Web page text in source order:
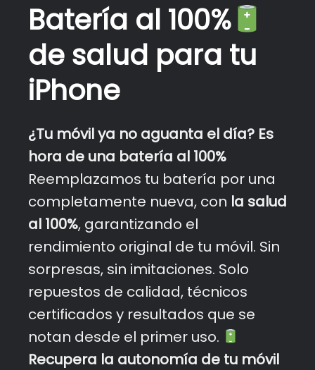
Batería al 100%
de salud para tu
iPhone
¿Tu móvil ya no aguanta el día? Es
hora de una batería al 100%
Reemplazamos tu batería por una
completamente nueva, con la salud
al 100%, garantizando el
rendimiento original de tu móvil. Sin
sorpresas, sin imitaciones. Solo
repuestos de calidad, técnicos
certificados y resultados que se
notan desde el primer uso.
Recupera la autonomía de tu móvil